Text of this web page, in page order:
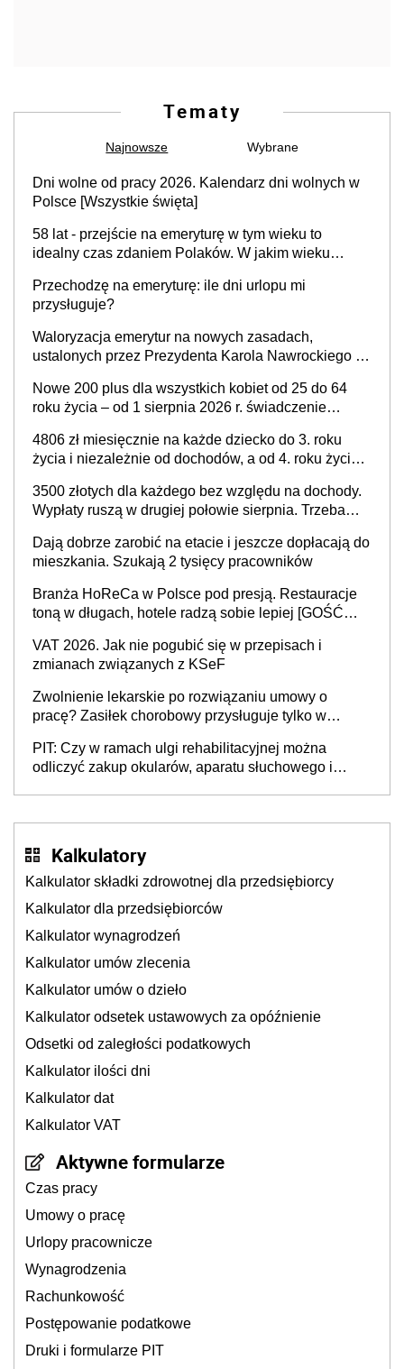
Tematy
Najnowsze Wybrane
Dni wolne od pracy 2026. Kalendarz dni wolnych w
Polsce [Wszystkie święta]
58 lat - przejście na emeryturę w tym wieku to
idealny czas zdaniem Polaków. W jakim wieku
Przechodzę na emeryturę: ile dni urlopu mi
przysługuje?
Waloryzacja emerytur na nowych zasadach,
ustalonych przez Prezydenta Karola Nawrockiego –
podwyżka świadczeń?
Nowe 200 plus dla wszystkich kobiet od 25 do 64
roku życia – od 1 sierpnia 2026 r. świadczenie
4806 zł miesięcznie na każde dziecko do 3. roku
życia i niezależnie od dochodów, a od 4. roku życia
spadku liczby urodzeń w Polsce
3500 złotych dla każdego bez względu na dochody.
Wypłaty ruszą w drugiej połowie sierpnia. Trzeba
Dają dobrze zarobić na etacie i jeszcze dopłacają do
mieszkania. Szukają 2 tysięcy pracowników
Branża HoReCa w Polsce pod presją. Restauracje
toną w długach, hotele radzą sobie lepiej [GOŚĆ
VAT 2026. Jak nie pogubić się w przepisach i
zmianach związanych z KSeF
Zwolnienie lekarskie po rozwiązaniu umowy o
pracę? Zasiłek chorobowy przysługuje tylko w
stosunku pracy
PIT: Czy w ramach ulgi rehabilitacyjnej można
odliczyć zakup okularów, aparatu słuchowego i
Kalkulatory
Kalkulator składki zdrowotnej dla przedsiębiorcy
Kalkulator dla przedsiębiorców
Kalkulator wynagrodzeń
Kalkulator umów zlecenia
Kalkulator umów o dzieło
Kalkulator odsetek ustawowych za opóźnienie
Odsetki od zaległości podatkowych
Kalkulator ilości dni
Kalkulator dat
Kalkulator VAT
Aktywne formularze
Czas pracy
Umowy o pracę
Urlopy pracownicze
Wynagrodzenia
Rachunkowość
Postępowanie podatkowe
Druki i formularze PIT